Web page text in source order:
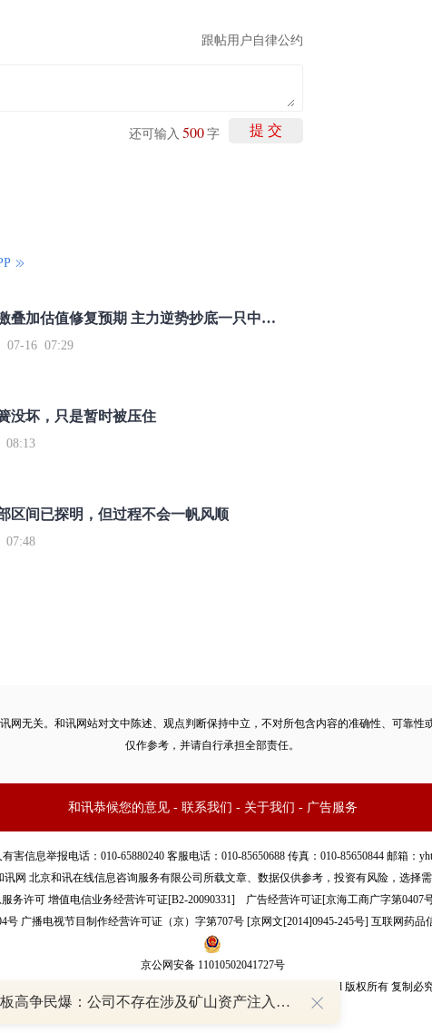
跟帖用户自律公约
提 交
还可输入 500 字
重磅利好刺激叠加估值修复预期 主力逆势抄底一只中药龙头股
07-16 07:29
没坏，只是暂时被压住
08:13
区间已探明，但过程不会一帆风顺
07:48
网无关。和讯网站对文中陈述、观点判断保持中立，不对所包含内容的准确性、可靠
仅作参考，并请自行承担全部责任。
和讯恭候您的意见- 联系我们 - 关于我们 - 广告服务
害信息举报电话：010-65880240 客服电话：010-85650688 传真：010-85650844 邮箱：
网 北京和讯在线信息咨询服务有限公司所载文章、数据仅供参考，投资有风险，选择需
务许可 增值电信业务经营许可证[B2-20090331] 广告经营许可证[京海工商广字第0407
号 广播电视节目制作经营许可证（京）字第707号[京网文[2014]0945-245号] 互联网药品
京公网安备 11010502041727号
和讯网 北京和讯在线信息咨询服务有限公司 All Rights Reserved 版权所有 复制必
8天7板高争民爆：公司不存在涉及矿山资产注入和重大资产重组的具体计划